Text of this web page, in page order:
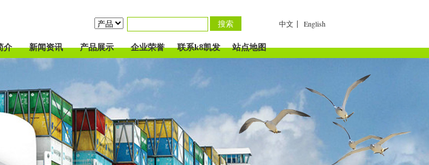
中文 | English
介 新闻资讯 产品展示 企业荣誉 联系k8凯发
一触即发
站点地图